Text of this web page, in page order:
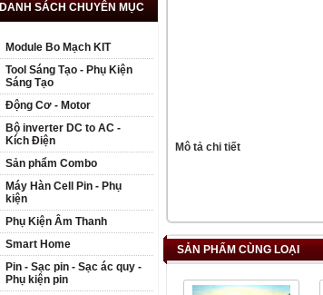
Mô tả chi tiết
SẢN PHẨM CÙNG LOẠI
DANH SÁCH CHUYÊN MỤC
Module Bo Mạch KIT
Tool Sáng Tạo - Phụ Kiện
Sáng Tạo
Động Cơ - Motor
Bộ inverter DC to AC -
Kích Điện
Sản phẩm Combo
Máy Hàn Cell Pin - Phụ
kiện
Phụ Kiện Âm Thanh
Smart Home
Pin - Sạc pin - Sạc ác quy -
Phụ kiện pin